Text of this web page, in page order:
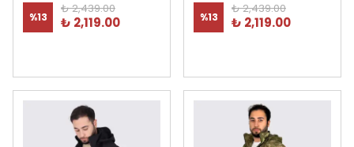
%13
₺ 2,439.00
₺ 2,119.00 %13
₺ 2,439.00
₺ 2,119.00